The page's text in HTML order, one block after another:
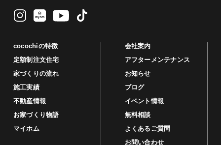
cocochiの特徴
定額制注文住宅
家づくりの流れ
施工実績
不動産情報
お家づくり物語
マイホム
会社案内
アフターメンテナンス
お知らせ
ブログ
イベント情報
無料相談
よくあるご質問
お問い合わせ